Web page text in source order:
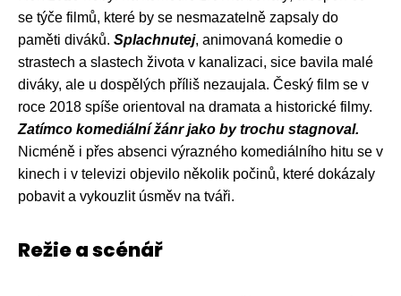
se týče filmů, které by se nesmazatelně zapsaly do
paměti diváků. Splachnutej, animovaná komedie o
strastech a slastech života v kanalizaci, sice bavila malé
diváky, ale u dospělých příliš nezaujala. Český film se v
roce 2018 spíše orientoval na dramata a historické filmy.
Zatímco komediální žánr jako by trochu stagnoval.
Nicméně i přes absenci výrazného komediálního hitu se v
kinech i v televizi objevilo několik počinů, které dokázaly
pobavit a vykouzlit úsměv na tváři.
Režie a scénář